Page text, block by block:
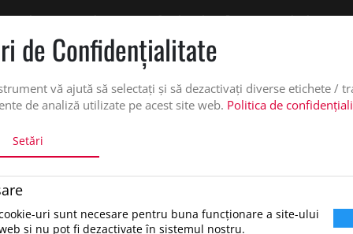
de pret personalizata pe office@updateadv.ro. Pentru comenzile plasate
SERVICII PERSONALIZARE DESPRE NOI
CLARE PRIVIND TRANSPORTUL SI
de Confidenţialitate
vă ajută să selectați și să dezactivați diverse etichete /
de analiză utilizate pe acest site web. Politica de
Setări
uri sunt necesare pentru buna funcționare a site-ului
și nu pot fi dezactivate în sistemul nostru.